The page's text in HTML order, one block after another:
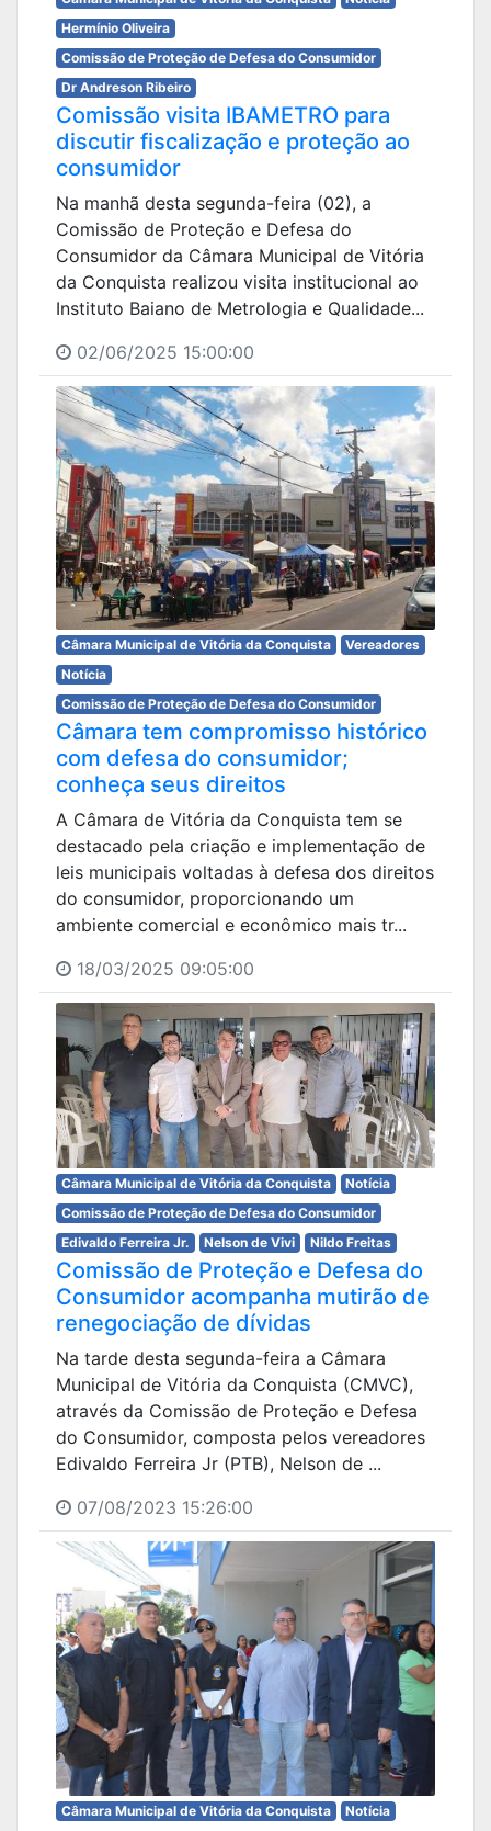
Hermínio Oliveira
Comissão de Proteção de Defesa do Consumidor
Dr Andreson Ribeiro
Comissão visita IBAMETRO para
discutir fiscalização e proteção ao
consumidor
Na manhã desta segunda-feira (02), a
Comissão de Proteção e Defesa do
Consumidor da Câmara Municipal de Vitória
da Conquista realizou visita institucional ao
Instituto Baiano de Metrologia e Qualidade...
02/06/2025 15:00:00
Câmara Municipal de Vitória da Conquista
Vereadores
Notícia
Comissão de Proteção de Defesa do Consumidor
Câmara tem compromisso histórico
com defesa do consumidor;
conheça seus direitos
A Câmara de Vitória da Conquista tem se
destacado pela criação e implementação de
leis municipais voltadas à defesa dos direitos
do consumidor, proporcionando um
ambiente comercial e econômico mais tr...
18/03/2025 09:05:00
Câmara Municipal de Vitória da Conquista
Notícia
Comissão de Proteção de Defesa do Consumidor
Edivaldo Ferreira Jr.
Nelson de Vivi Nildo Freitas
Comissão de Proteção e Defesa do
Consumidor acompanha mutirão de
renegociação de dívidas
Na tarde desta segunda-feira a Câmara
Municipal de Vitória da Conquista (CMVC),
através da Comissão de Proteção e Defesa
do Consumidor, composta pelos vereadores
Edivaldo Ferreira Jr (PTB), Nelson de ...
07/08/2023 15:26:00
Câmara Municipal de Vitória da Conquista Notícia